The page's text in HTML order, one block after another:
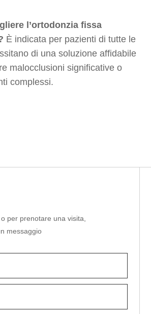
l’ortodonzia fissa
È indicata per pazienti di tutte le
di una soluzione affidabile
malocclusioni significative o
complessi.
per prenotare una visita,
messaggio